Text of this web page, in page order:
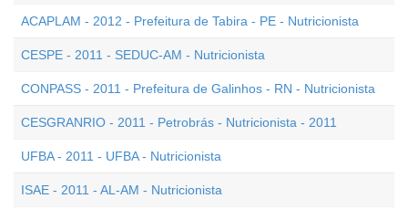
ACAPLAM - 2012 - Prefeitura de Tabira - PE - Nutricionista
CESPE - 2011 - SEDUC-AM - Nutricionista
CONPASS - 2011 - Prefeitura de Galinhos - RN - Nutricionista
CESGRANRIO - 2011 - Petrobrás - Nutricionista - 2011
UFBA - 2011 - UFBA - Nutricionista
ISAE - 2011 - AL-AM - Nutricionista